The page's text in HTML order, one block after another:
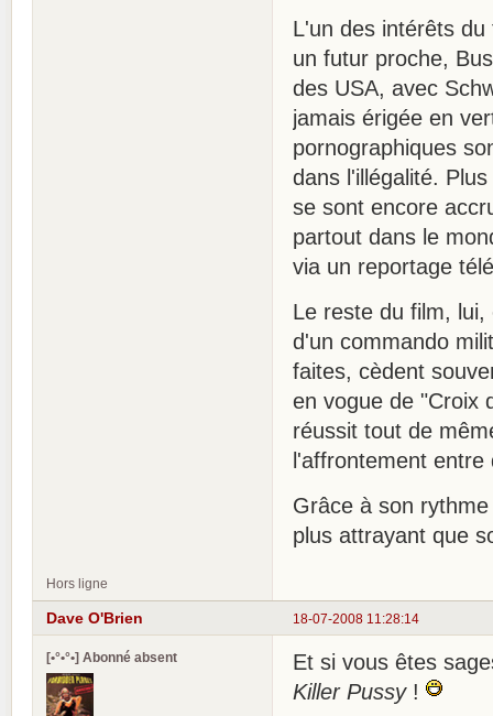
L'un des intérêts
un futur proche,
des USA, avec
jamais érigée en
pornographiques
dans l'illégalité.
se sont encore
partout dans le
via un reportage
Le reste du film,
d'un commando
faites, cèdent
en vogue de "Croix
réussit tout de
l'affrontement
Grâce à son
plus attrayant que
Hors ligne
18-07-2008 11:28:14
Dave O'Brien
[•°•°•] Abonné absent
Et si vous êtes
Killer Pussy!